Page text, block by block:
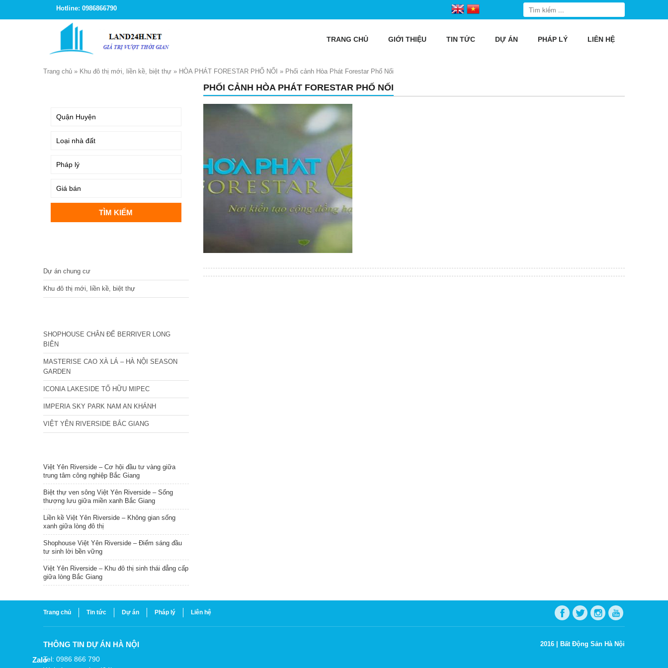
Hotline: 0986866790
TRANG CHỦ GIỚI THIỆU TIN TỨC DỰ ÁN PHÁP LÝ LIÊN HỆ
Trang chủ » Khu đô thị mới, liền kề, biệt thự » HÒA PHÁT FORESTAR PHỐ NỐI » Phối cảnh Hòa Phát Forestar Phố Nối
PHỐI CẢNH HÒA PHÁT FORESTAR PHỐ NỐI
Dự án chung cư
Khu đô thị mới, liền kề, biệt thự
SHOPHOUSE CHÂN ĐẾ BERRIVER LONG
BIÊN
MASTERISE CAO XÀ LÁ – HÀ NỘI SEASON
GARDEN
ICONIA LAKESIDE TỐ HỮU MIPEC
IMPERIA SKY PARK NAM AN KHÁNH
VIỆT YÊN RIVERSIDE BẮC GIANG
Việt Yên Riverside – Cơ hội đầu tư vàng giữa
trung tâm công nghiệp Bắc Giang
Biệt thự ven sông Việt Yên Riverside – Sống
thượng lưu giữa miền xanh Bắc Giang
Liền kề Việt Yên Riverside – Không gian sống
xanh giữa lòng đô thị
Shophouse Việt Yên Riverside – Điểm sáng đầu
tư sinh lời bền vững
Việt Yên Riverside – Khu đô thị sinh thái đẳng cấp
giữa lòng Bắc Giang
Trang chủ Tin tức Dự án Pháp lý Liên hệ
THÔNG TIN DỰ ÁN HÀ NỘI
Tel: 0986 866 790
2016 | Bất Động Sản Hà Nội
Zalo